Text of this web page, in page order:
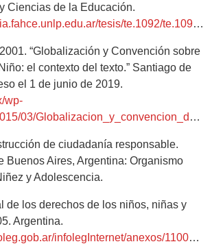
Ciencias de la Educación.
tesis/te.1092/te.1092.pdf
“Globalización y Convención sobre
el contexto del texto.” Santiago de
el 1 de junio de 2019.
wp-
Globalizacion_y_convencion_de_los_derechos.pdf
de ciudadanía responsable.
Buenos Aires, Argentina: Organismo
y Adolescencia.
de los derechos de los niños, niñas y
Argentina.
infolegInternet/anexos/110000-